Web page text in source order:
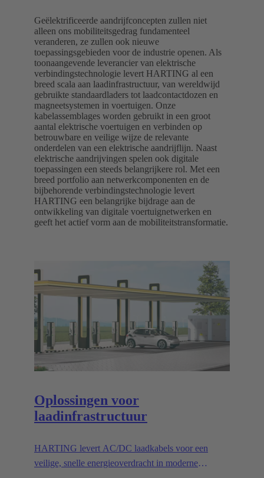
Geëlektrificeerde aandrijfconcepten zullen niet
alleen ons mobiliteitsgedrag fundamenteel
veranderen, ze zullen ook nieuwe
toepassingsgebieden voor de industrie openen. Als
toonaangevende leverancier van elektrische
verbindingstechnologie levert HARTING al een
breed scala aan laadinfrastructuur, van wereldwijd
gebruikte standaardladers tot laadcontactdozen en
magneetsystemen in voertuigen. Onze
kabelassemblages worden gebruikt in een groot
aantal elektrische voertuigen en verbinden op
betrouwbare en veilige wijze de relevante
onderdelen van een elektrische aandrijflijn. Naast
elektrische aandrijvingen spelen ook digitale
toepassingen een steeds belangrijkere rol. Met een
breed portfolio aan netwerkcomponenten en de
bijbehorende verbindingstechnologie levert
HARTING een belangrijke bijdrage aan de
ontwikkeling van digitale voertuignetwerken en
geeft het actief vorm aan de mobiliteitstransformatie.
Oplossingen voor
laadinfrastructuur
HARTING levert AC/DC laadkabels voor een
veilige, snelle energieoverdracht in moderne